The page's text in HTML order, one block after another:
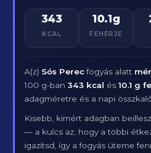
343
KCAL
10.1g
FEHÉRJE
A(z) Sós Perecfogyás alatt
100 g-ban343 kcal és10.1 g
adagméretre és a napi
Kisebb, kimért adagban
— a kulcs az, hogy a többi
igazítsd, így a fogyás üteme